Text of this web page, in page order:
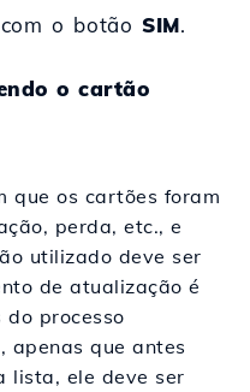
com o botãoSIM.
o cartão
que os cartões foram
perda, etc., e
utilizado deve ser
de atualização é
processo
apenas que antes
lista, ele deve ser